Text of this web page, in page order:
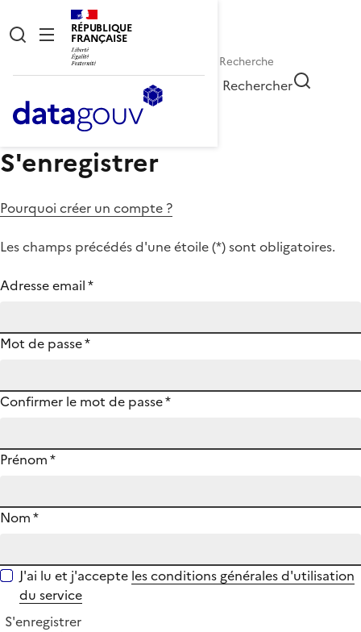
RÉPUBLIQUE
FRANÇAISE
Rechercher
S'enregistrer
Pourquoi créer un compte ?
Les champs précédés d'une étoile (*) sont obligatoires.
Adresse email*
Mot de passe*
Confirmer le mot de passe*
Prénom*
Nom*
J'ai lu et j'accepte les conditions générales d'utilisation
du service
S'enregistrer